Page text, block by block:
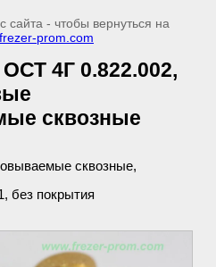
- чтобы вернуться на
frezer-prom.com
4Г 0.822.002,
сквозные
сквозные,
без покрытия